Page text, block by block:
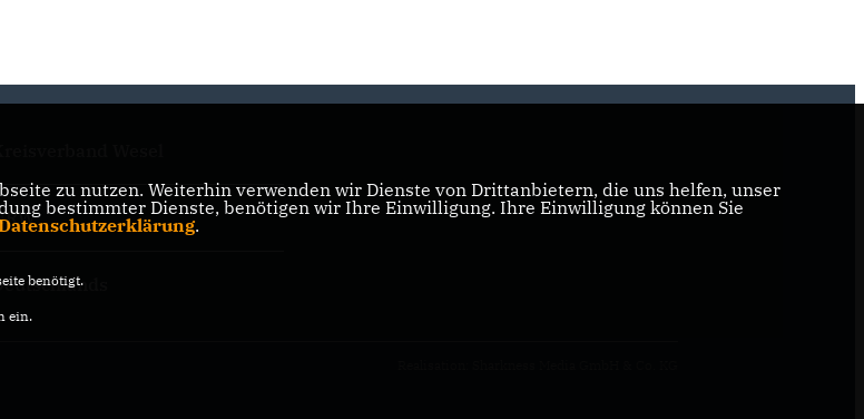
zu nutzen. Weiterhin verwenden wir Dienste von Drittanbietern, die uns helfen, unser
bestimmter Dienste, benötigen wir Ihre Einwilligung. Ihre Einwilligung können Sie
.
benötigt.
ein.